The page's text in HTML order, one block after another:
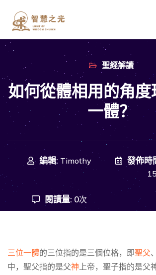
聖經解讀
如何從體相用的角度
一體？
編輯: Timothy 發佈時
閱讀量: 0次
三位一體的三位指的是三個位格，即聖父、
中， 聖父指的是父神上帝，聖子指的是父